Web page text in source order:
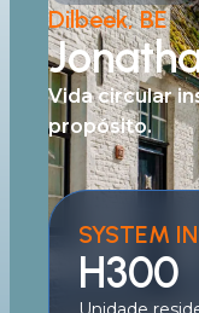
Dilbeek, BE
Vida circular
propósito.
SYSTEM
H300